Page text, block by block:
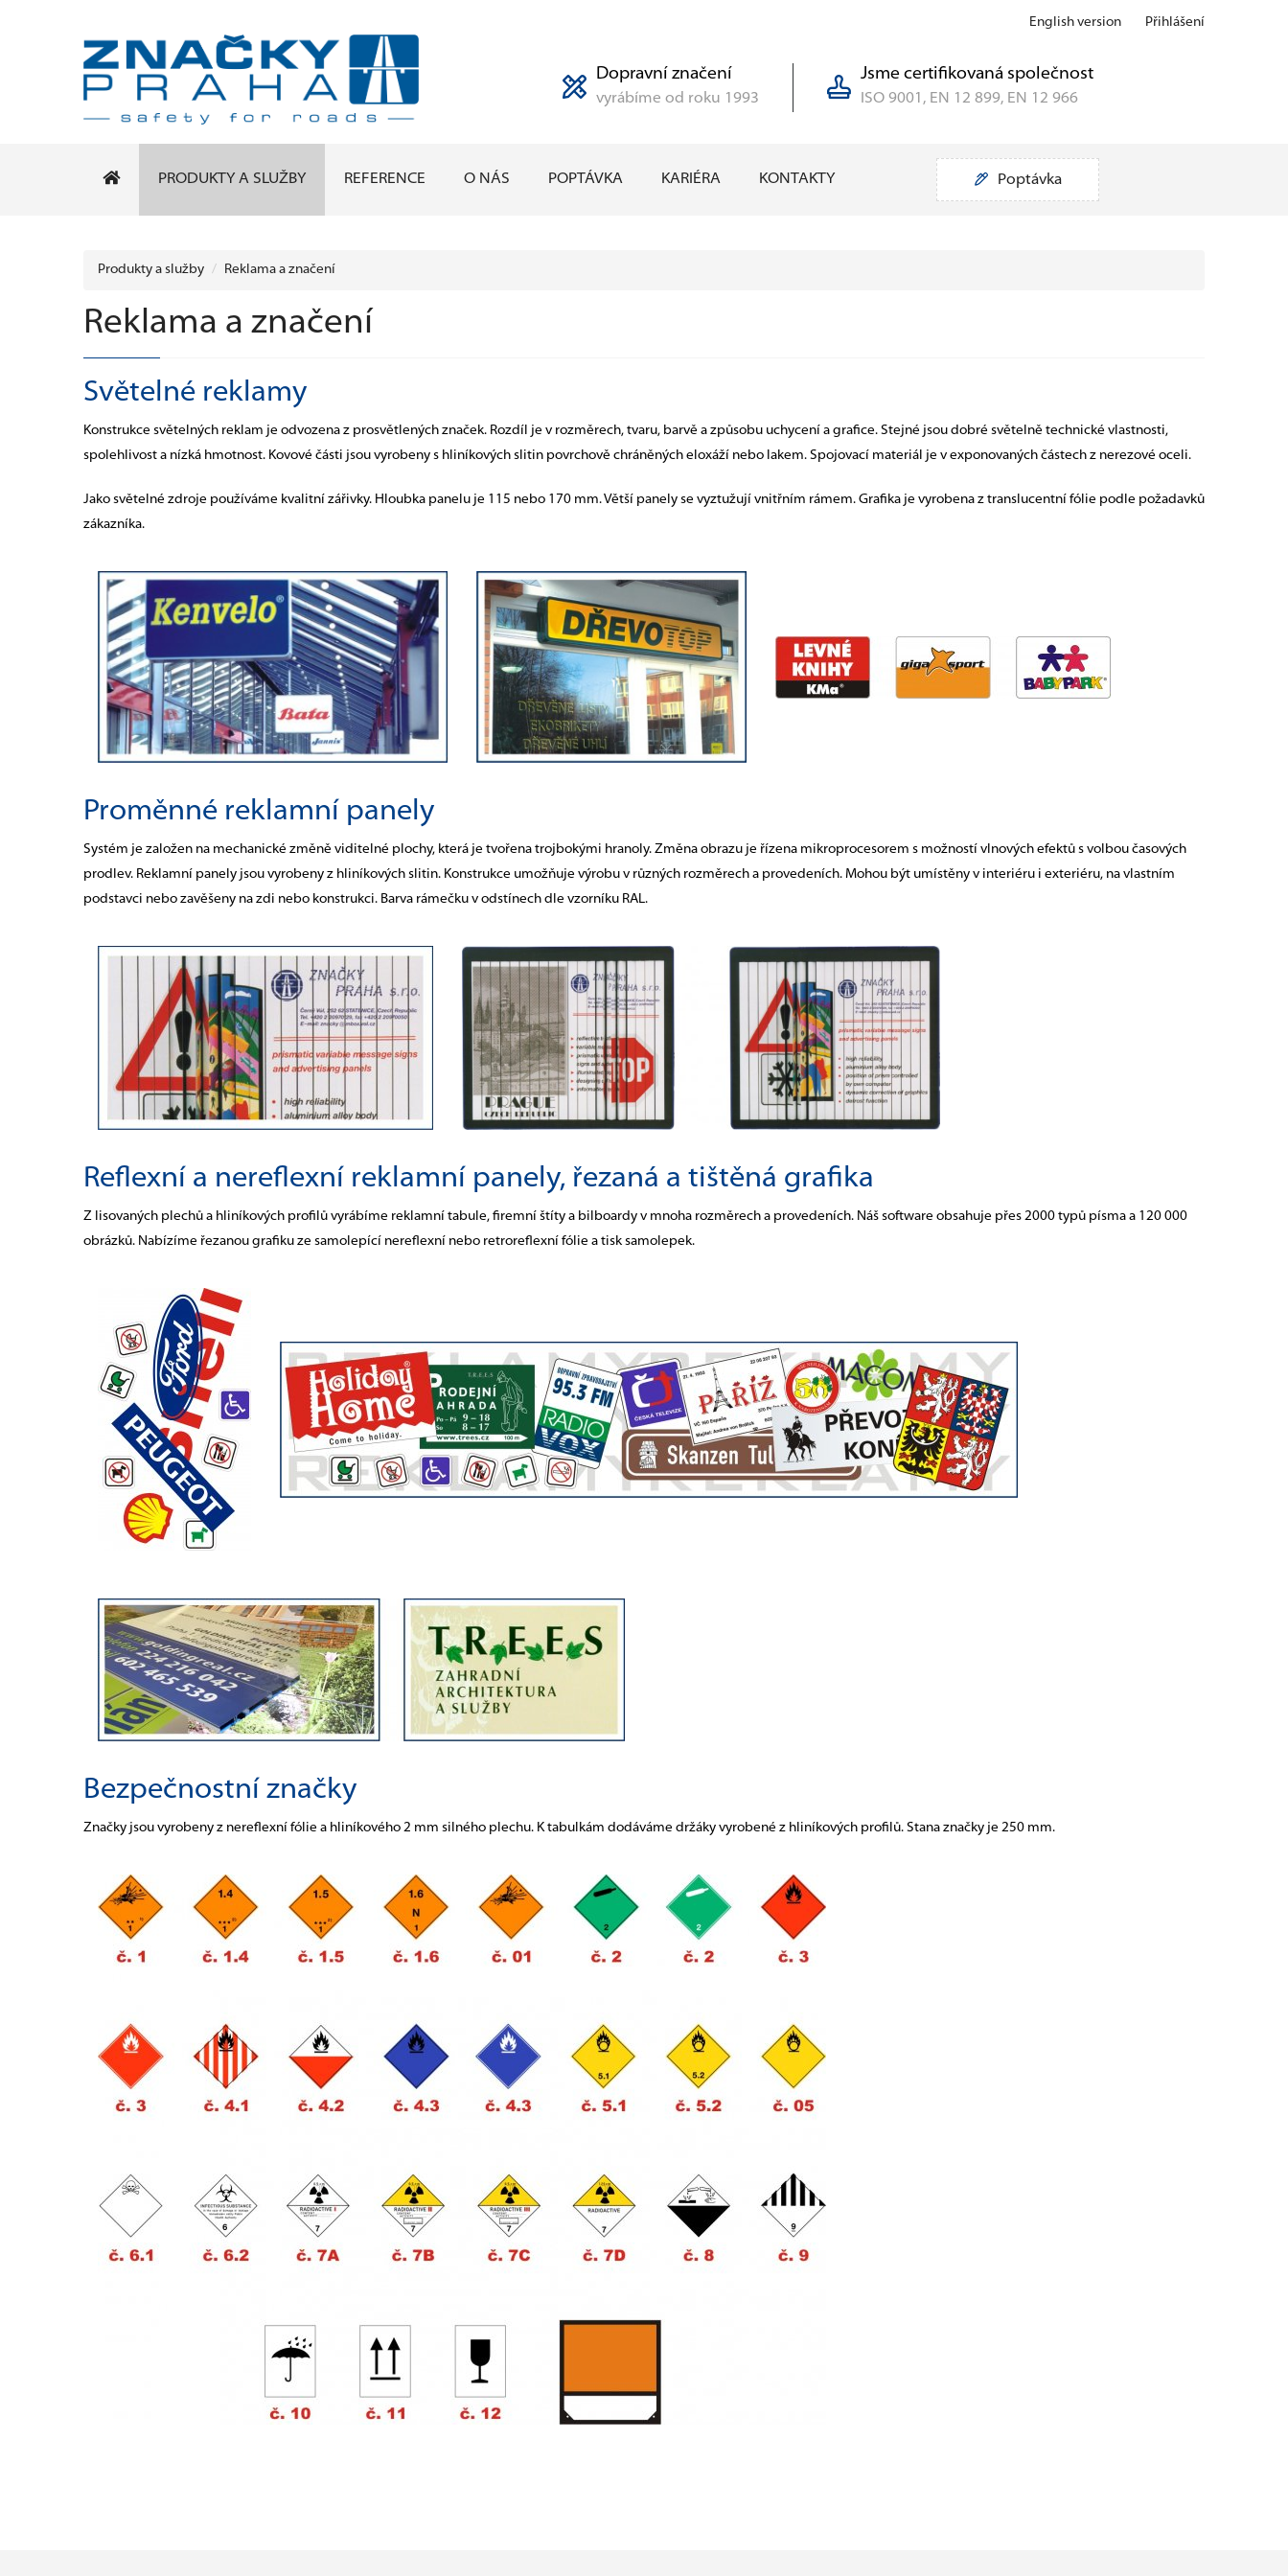
English version Přihlášení
Dopravní značení
vyrábíme od roku 1993
Jsme certifikovaná společnost
ISO 9001, EN 12 899, EN 12 966
PRODUKTY A SLUŽBY REFERENCE O NÁS POPTÁVKA KARIÉRA KONTAKTY Poptávka
Produkty a služby Reklama a značení
Reklama a značení
Světelné reklamy
Konstrukce světelných reklam je odvozena z prosvětlených značek. Rozdíl je v rozměrech, tvaru, barvě a způsobu uchycení a grafice. Stejné jsou dobré světelně technické vlastnosti,
spolehlivost a nízká hmotnost. Kovové části jsou vyrobeny s hliníkových slitin povrchově chráněných eloxáží nebo lakem. Spojovací materiál je v exponovaných částech z nerezové oceli.
Jako světelné zdroje používáme kvalitní zářivky. Hloubka panelu je 115 nebo 170 mm. Větší panely se vyztužují vnitřním rámem. Grafika je vyrobena z translucentní fólie podle požadavků
zákazníka.
Proměnné reklamní panely
Systém je založen na mechanické změně viditelné plochy, která je tvořena trojbokými hranoly. Změna obrazu je řízena mikroprocesorem s možností vlnových efektů s volbou časových
prodlev. Reklamní panely jsou vyrobeny z hliníkových slitin. Konstrukce umožňuje výrobu v různých rozměrech a provedeních. Mohou být umístěny v interiéru i exteriéru, na vlastním
podstavci nebo zavěšeny na zdi nebo konstrukci. Barva rámečku v odstínech dle vzorníku RAL.
Reflexní a nereflexní reklamní panely, řezaná a tištěná grafika
Z lisovaných plechů a hliníkových profilů vyrábíme reklamní tabule, firemní štíty a bilboardy v mnoha rozměrech a provedeních. Náš software obsahuje přes 2000 typů písma a 120 000
obrázků. Nabízíme řezanou grafiku ze samolepící nereflexní nebo retroreflexní fólie a tisk samolepek.
Bezpečnostní značky
Značky jsou vyrobeny z nereflexní fólie a hliníkového 2 mm silného plechu. K tabulkám dodáváme držáky vyrobené z hliníkových profilů. Stana značky je 250 mm.